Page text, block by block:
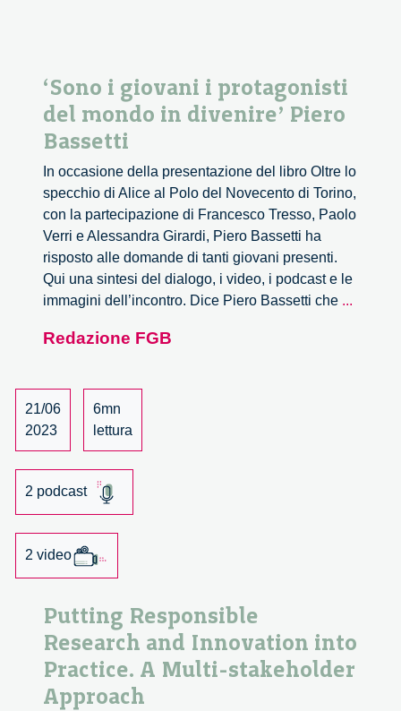
‘Sono i giovani i protagonisti
del mondo in divenire’ Piero
Bassetti
In occasione della presentazione del libro Oltre lo
specchio di Alice al Polo del Novecento di Torino,
con la partecipazione di Francesco Tresso, Paolo
Verri e Alessandra Girardi, Piero Bassetti ha
risposto alle domande di tanti giovani presenti.
Qui una sintesi del dialogo, i video, i podcast e le
immagini dell’incontro. Dice Piero Bassetti che ...
Redazione FGB
21/06
2023
6mn
lettura
2 podcast
2 video
Putting Responsible
Research and Innovation into
Practice. A Multi-stakeholder
Approach